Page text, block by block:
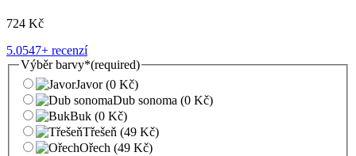
724 Kč
5.0547+ recenzí
Výběr barvy*(required)
Javor(0 Kč)
Dub sonoma (0 Kč)
Buk (0 Kč)
Třešeň (49 Kč)
Ořech (49 Kč)